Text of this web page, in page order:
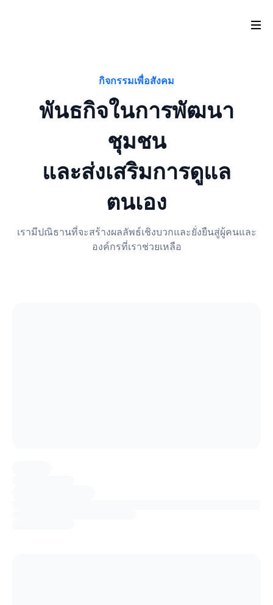
กิจกรรมเพื่อสังคม
พันธกิจในการพัฒนา
ชุมชน
และส่งเสริมการดูแล
ตนเอง
เรามีปณิธานที่จะสร้างผลลัพธ์เชิงบวกและยั่งยืนสู่ผู้คนและ
องค์กรที่เราช่วยเหลือ